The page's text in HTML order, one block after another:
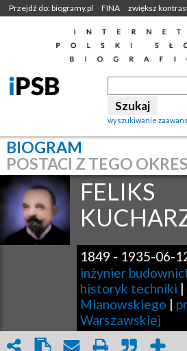
Przejdź do: biogramy.pl FINA zwiększ
wyszukiwanie
BIOGRAM
POSTACI Z TEGO
FELIKS
1849 - 1935-06-
inżynier
historyk techniki |
Mianowskiego |
Warszawskiej